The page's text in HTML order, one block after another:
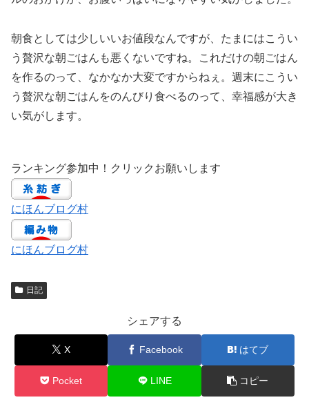
朝食としては少しいいお値段なんですが、たまにはこうい
う贅沢な朝ごはんも悪くないですね。これだけの朝ごはん
を作るのって、なかなか大変ですからねぇ。週末にこうい
う贅沢な朝ごはんをのんびり食べるのって、幸福感が大き
い気がします。
ランキング参加中！クリックお願いします
にほんブログ村
にほんブログ村
日記
シェアする
X Facebook はてブ
Pocket LINE コピー